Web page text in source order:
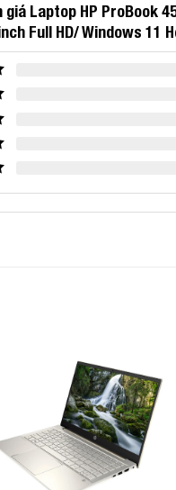
giá Laptop HP ProBook
Full HD/ Windows 11
Add to
Wishlist